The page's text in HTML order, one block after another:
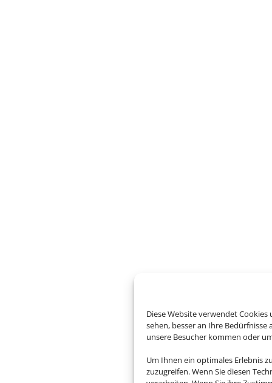
Diese Website verwendet
sehen, besser an Ihre
unsere Besucher kommen oder
Um Ihnen ein optimales Erlebnis
zuzugreifen. Wenn Sie diesen